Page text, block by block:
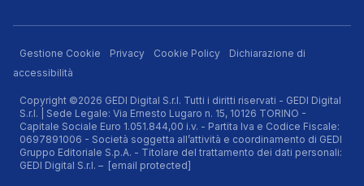
Gestione Cookie Privacy Cookie Policy
Dichiarazione di
accessibilità
Copyright ©2026 GEDI Digital S.r.l. Tutti i diritti riservati - GEDI Digital
S.r.l. | Sede Legale: Via Ernesto Lugaro n. 15, 10126 TORINO -
Capitale Sociale Euro 1.051.844,00 i.v. - Partita Iva e Codice Fiscale:
0697891006 - Società soggetta all’attività e coordinamento di GEDI
Gruppo Editoriale S.p.A. - Titolare del trattamento dei dati personali:
GEDI Digital S.r.l. – [email protected]